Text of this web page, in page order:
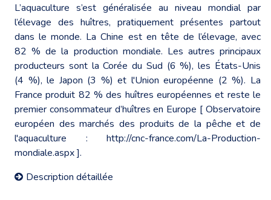
L’aquaculture s’est généralisée au niveau mondial par
l’élevage des huîtres, pratiquement présentes partout
dans le monde. La Chine est en tête de l’élevage, avec
82 % de la production mondiale. Les autres principaux
producteurs sont la Corée du Sud (6 %), les États-Unis
(4 %), le Japon (3 %) et l'Union européenne (2 %). La
France produit 82 % des huîtres européennes et reste le
premier consommateur d’huîtres en Europe [ Observatoire
européen des marchés des produits de la pêche et de
l'aquaculture : http://cnc-france.com/La-Production-
mondiale.aspx].
Description détaillée